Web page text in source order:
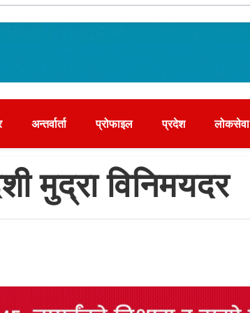
अन्तर्वार्ता प्रोफाइल प्रदेश लोकसेवा
मुद्रा विनिमयदर